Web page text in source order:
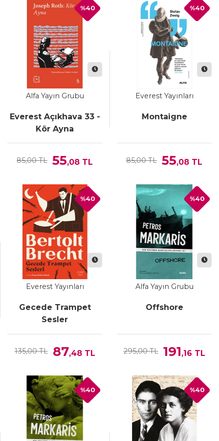
Alfa Yayın Grubu
Everest Açıkhava 33 -
Kör Ayna
85,00 TL 55,08 TL
%40
Everest Yayınları
Montaigne
85,00 TL 55,08 TL
%40
Everest Yayınları
Gecede Trampet
Sesler
135,00 TL 87,48TL
%40
Alfa Yayın Grubu
Offshore
295,00 TL 191,16 TL
%40
%40 %40